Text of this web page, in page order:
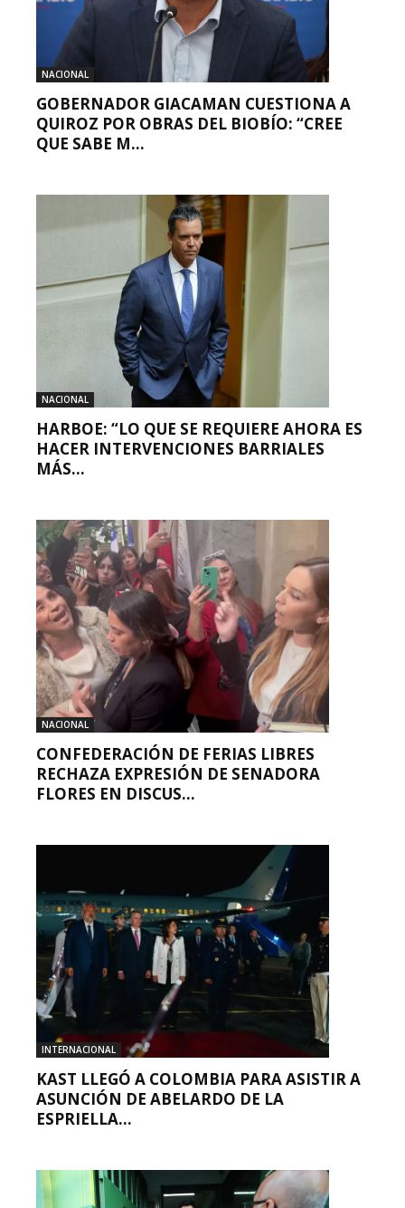
NACIONAL
GOBERNADOR GIACAMAN CUESTIONA A
QUIROZ POR OBRAS DEL BIOBÍO: “CREE
QUE SABE M...
NACIONAL
HARBOE: “LO QUE SE REQUIERE AHORA ES
HACER INTERVENCIONES BARRIALES
MÁS...
NACIONAL
CONFEDERACIÓN DE FERIAS LIBRES
RECHAZA EXPRESIÓN DE SENADORA
FLORES EN DISCUS...
INTERNACIONAL
KAST LLEGÓ A COLOMBIA PARA ASISTIR A
ASUNCIÓN DE ABELARDO DE LA
ESPRIELLA...